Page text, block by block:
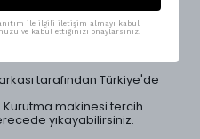
lastikli ip stoper detaylı
de kolayca ayarlanabiliyor.
içermektedir.
tarafından Türkiye'de
Kurutma makinesi tercih
yıkayabilirsiniz.
ile ilgili iletişim almayı kabul
ve kabul ettiğinizi onaylarsınız.